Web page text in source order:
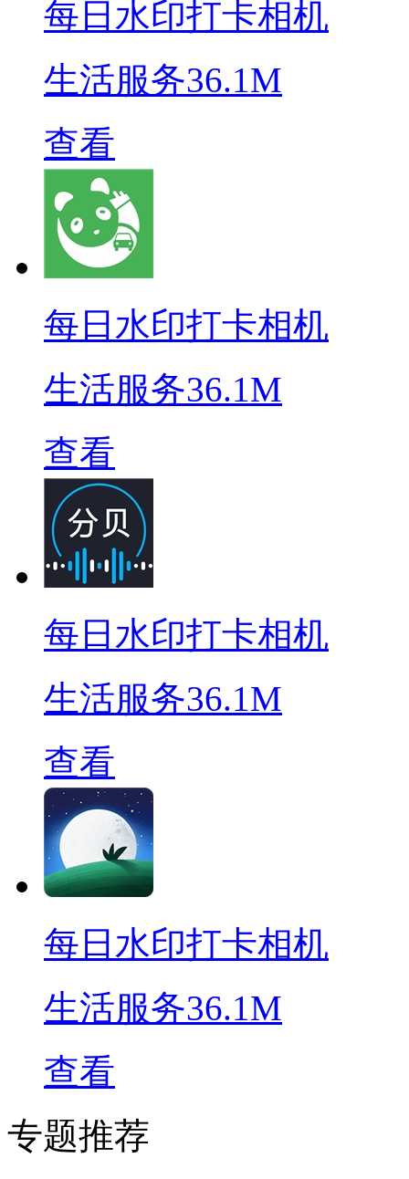
每日水印打卡相机
生活服务36.1M
查看
每日水印打卡相机
生活服务36.1M
查看
每日水印打卡相机
生活服务36.1M
查看
每日水印打卡相机
生活服务36.1M
查看
专题推荐